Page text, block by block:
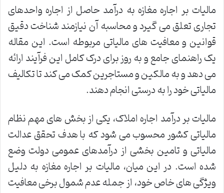
مالیات بر اجاره مغازه به درآمد حاصل از اجاره واحدهای
تجاری تعلق می گیرد و محاسبه آن نیازمند شناخت دقیق
قوانین و معافیت های مالیاتی مربوطه است. این مقاله
یک راهنمای جامع و به روز برای درک کامل این فرآیند ارائه
می دهد و به مالکین و مستاجرین کمک می کند تا تکالیف
مالیاتی خود را به درستی انجام دهند.
مالیات بر درآمد اجاره املاک، یکی از بخش های مهم نظام
مالیاتی کشور محسوب می شود که با هدف تحقق عدالت
مالیاتی و تامین بخشی از درآمدهای عمومی دولت وضع
شده است. در این میان، مالیات بر اجاره مغازه به دلیل
ویژگی های خاص خود، از جمله عدم شمول برخی معافیت